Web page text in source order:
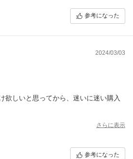
参考になった
2024/03/03
欲しいと思ってから、迷いに迷い購入
さらに表示
参考になった